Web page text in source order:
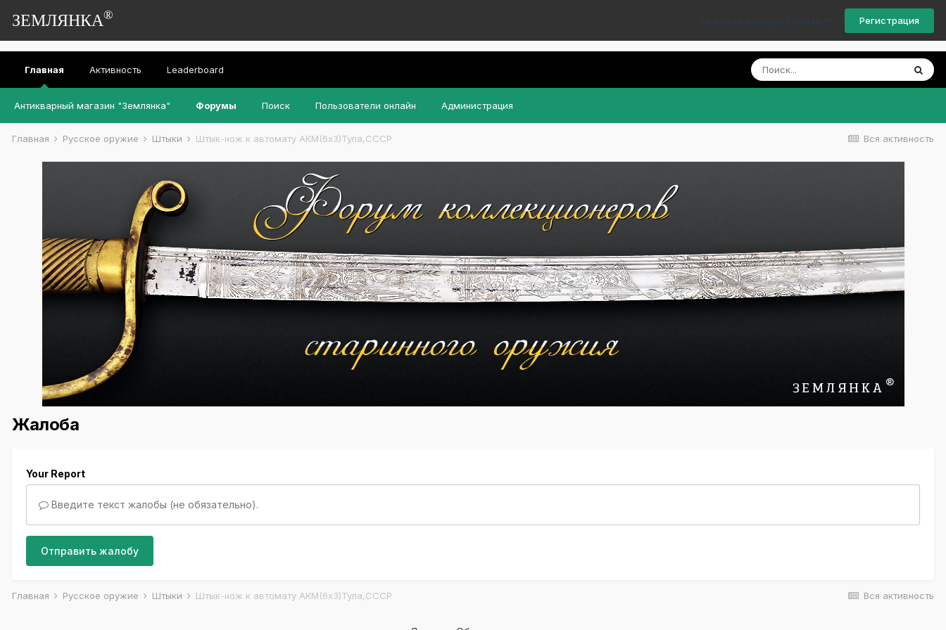
ЗЕМЛЯНКА® Уже есть аккаунт? Войти Регистрация
Главная
Антикварный магазин "Землянка" Форумы Поиск Пользователи онлайн Администрация
Активность Leaderboard
Вся активность
Главная Русское оружие Штыки Штык-нож к автомату АКМ(6х3)Тула,СССР
Жалоба
Your Report
Введите текст жалобы (не обязательно).
Отправить жалобу
Вся активность
Главная Русское оружие Штыки Штык-нож к автомату АКМ(6х3)Тула,СССР